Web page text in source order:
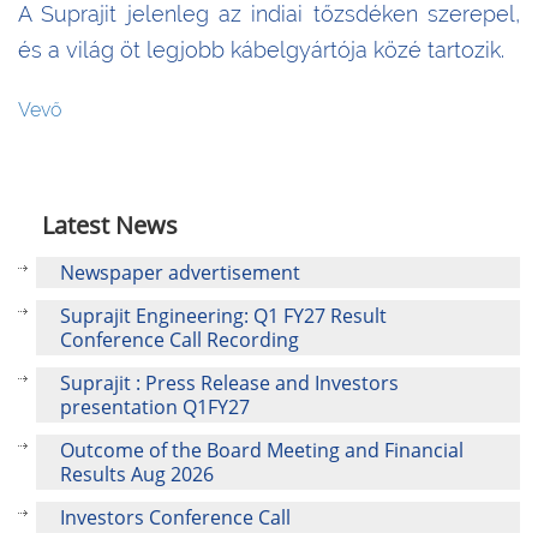
A Suprajit jelenleg az indiai tőzsdéken szerepel,
és a világ öt legjobb kábelgyártója közé tartozik.
Vevő
Latest News
Newspaper advertisement
Suprajit Engineering: Q1 FY27 Result
Conference Call Recording
Suprajit : Press Release and Investors
presentation Q1FY27
Outcome of the Board Meeting and Financial
Results Aug 2026
Investors Conference Call